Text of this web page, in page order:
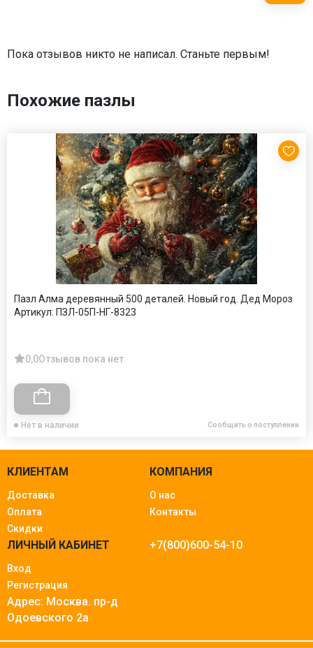
Пока отзывов никто не написал. Станьте первым!
Похожие пазлы
Пазл Алма деревянный 500 деталей. Новый год. Дед Мороз
Артикул: ПЗЛ-05П-НГ-8323
0,0Отзывов пока нет
Нет в наличии Сообщить о поступлении
КЛИЕНТАМ
Доставка
Оплата
Скидки
КОМПАНИЯ
О нас
Контакты
ЛИЧНЫЙ КАБИНЕТ
Вход
Регистрация
+7(800)600-54-10
Адрес: Москва. пр-д
Одоевского 2а